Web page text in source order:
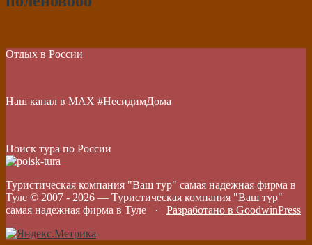
Отдых в России
Наш канал в МАХ #НесидимДома
Поиск тура по России
Туристическая компания "Ваш тур" самая надежная фирма в
Туле © 2007 - 2026 — Туристическая компания "Ваш тур"
самая надежная фирма в Туле · Разработано в GoodwinPress